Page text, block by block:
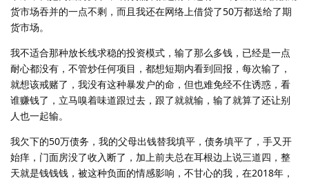
货市场吞并的一点不剩，而且我还在网络上借贷了50万都送给了期
货市场。
我不适合那种放长线求稳的投资模式，输了那么多钱，已经是一点
耐心都没有，不管炒任何项目，都想短期内看到回报，每次输了，
就想该戒赌了，我没有这种暴发户的命，但也难免经不住诱惑，看
谁赚钱了，立马嗅着味道跟过去，跟了就就输，输了就算了还让别
人也一起输。
我欠下的50万债务，我的父母出钱替我填平，债务填平了，手又开
始痒，门面房没了收入断了，加上前夫总在耳根边上说三道四，整
天就是钱钱钱，被这种负面的情感影响，不甘心的我，在2018年，